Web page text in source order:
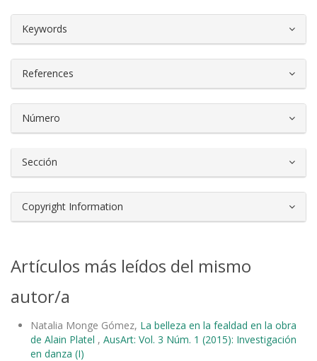
Keywords
References
Número
Sección
Copyright Information
Artículos más leídos del mismo
autor/a
Natalia Monge Gómez, La belleza en la fealdad en la obra
de Alain Platel , AusArt: Vol. 3 Núm. 1 (2015): Investigación
en danza (I)